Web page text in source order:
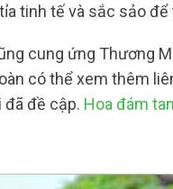
tinh tế và sắc sảo
cung ứng Thương
có thể xem thêm
đề cập. Hoa đám